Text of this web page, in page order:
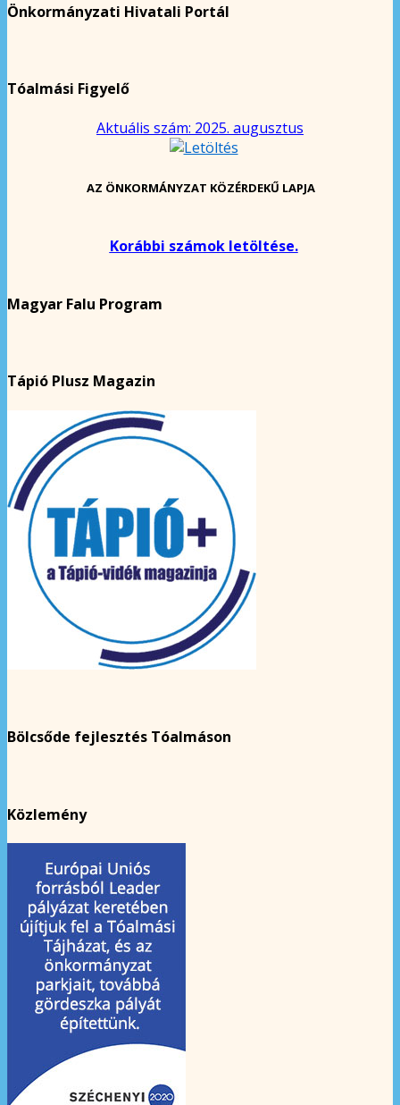
Önkormányzati Hivatali Portál
Tóalmási Figyelő
Aktuális szám: 2025. augusztus
AZ ÖNKORMÁNYZAT KÖZÉRDEKŰ LAPJA
Korábbi számok letöltése.
Magyar Falu Program
Tápió Plusz Magazin
Bölcsőde fejlesztés Tóalmáson
Közlemény